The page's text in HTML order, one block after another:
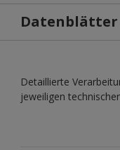
Datenblätter
Detaillierte
jeweiligen